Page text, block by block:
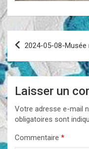
Navigation
de
l’article
2024-05-08-Musée
Laisser un
Votre adresse e-mail
obligatoires sont
Commentaire *